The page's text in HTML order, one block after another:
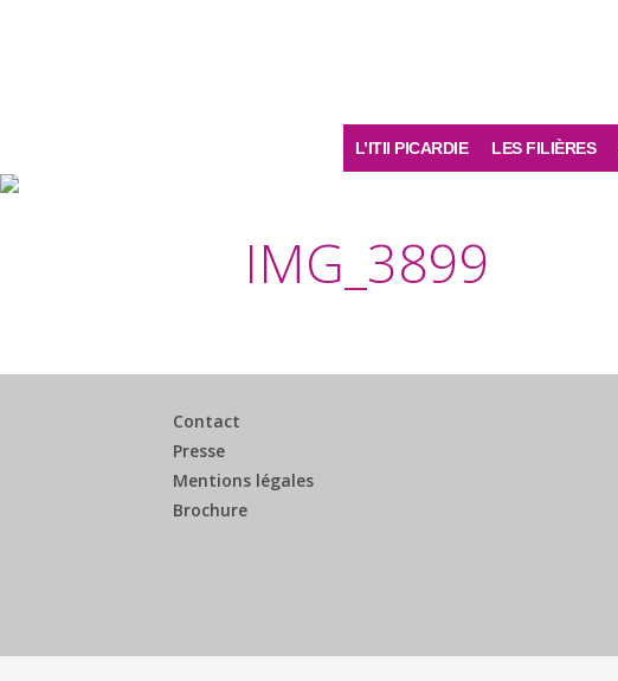
L’ITII PICARDIE LES FILIÈRES
IMG_3899
Contact
Presse
Mentions légales
Brochure